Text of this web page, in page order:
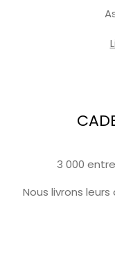
3 000
Nous livrons